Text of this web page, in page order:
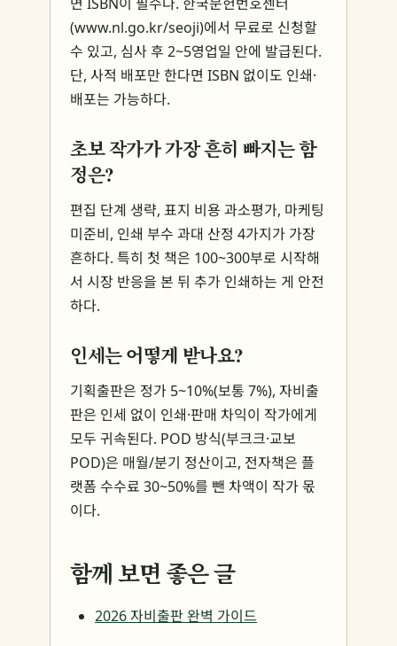
(www.nl.go.kr/seoji)에서 무료로 신청할
수 있고, 심사 후 2~5영업일 안에 발급된다.
단, 사적 배포만 한다면 ISBN 없이도 인쇄·
배포는 가능하다.
초보 작가가 가장 흔히 빠지는 함
정은?
편집 단계 생략, 표지 비용 과소평가, 마케팅
미준비, 인쇄 부수 과대 산정 4가지가 가장
흔하다. 특히 첫 책은 100~300부로 시작해
서 시장 반응을 본 뒤 추가 인쇄하는 게 안전
하다.
인세는 어떻게 받나요?
기획출판은 정가 5~10%(보통 7%), 자비출
판은 인세 없이 인쇄·판매 차익이 작가에게
모두 귀속된다. POD 방식(부크크·교보
POD)은 매월/분기 정산이고, 전자책은 플
랫폼 수수료 30~50%를 뺀 차액이 작가 몫
이다.
함께 보면 좋은 글
2026 자비출판 완벽 가이드